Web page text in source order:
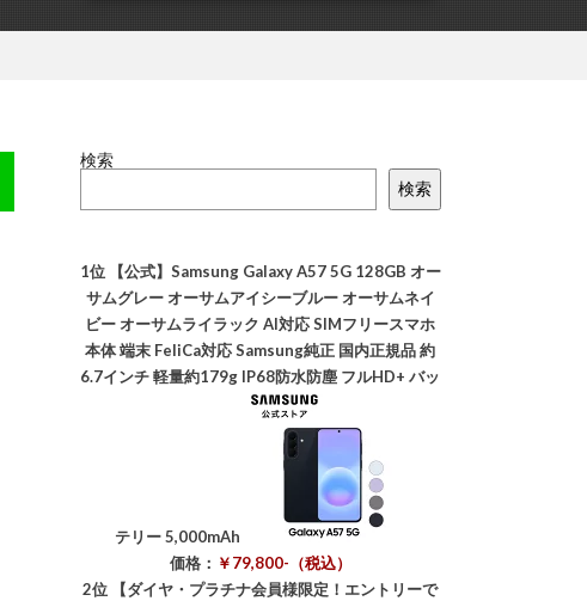
検索
検索
1位
【公式】Samsung Galaxy A57 5G 128GB オー
サムグレー オーサムアイシーブルー オーサムネイ
ビー オーサムライラック AI対応 SIMフリースマホ
本体 端末 FeliCa対応 Samsung純正 国内正規品 約
6.7インチ 軽量約179g IP68防水防塵 フルHD+ バッ
テリー 5,000mAh
価格： ￥79,800-（税込）
2位
【ダイヤ・プラチナ会員様限定！エントリーで